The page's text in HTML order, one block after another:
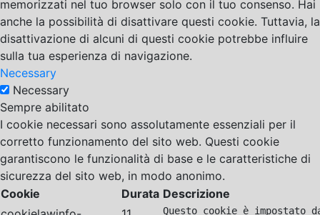
memorizzati nel tuo browser solo con il tuo consenso. Hai
anche la possibilità di disattivare questi cookie. Tuttavia, la
disattivazione di alcuni di questi cookie potrebbe influire
sulla tua esperienza di navigazione.
Necessary
Necessary
Sempre abilitato
I cookie necessari sono assolutamente essenziali per il
corretto funzionamento del sito web. Questi cookie
garantiscono le funzionalità di base e le caratteristiche di
sicurezza del sito web, in modo anonimo.
Cookie
Durata Descrizione
Questo cookie è